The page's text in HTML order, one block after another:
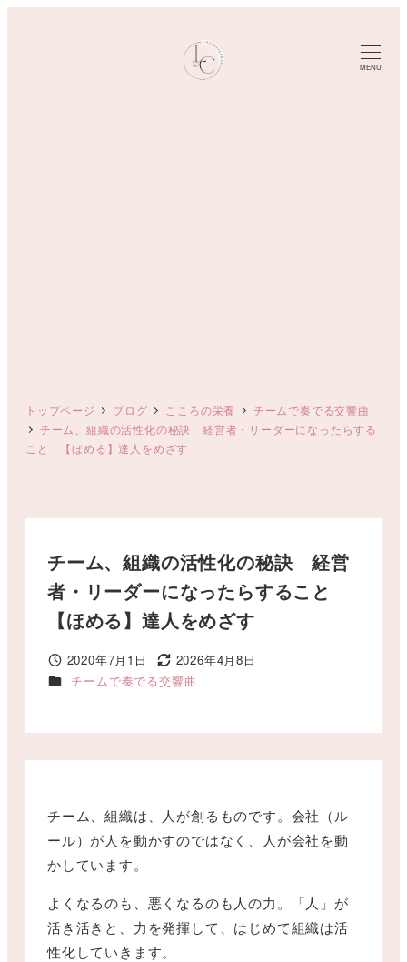
MENU
トップページ ブログ こころの栄養
チームで奏でる交響曲
チーム、組織の活性化の秘訣 経営者・リーダーになったらする
こと 【ほめる】達人をめざす
チーム、組織の活性化の秘訣 経営
者・リーダーになったらすること
【ほめる】達人をめざす
投稿日
2020年7月1日
更新日
2026年4月8日
カテゴリー
チームで奏でる交響曲
チーム、組織は、人が創るものです。会社（ル
ール）が人を動かすのではなく、人が会社を動
かしています。
よくなるのも、悪くなるのも人の力。「人」が
活き活きと、力を発揮して、はじめて組織は活
性化していきます。